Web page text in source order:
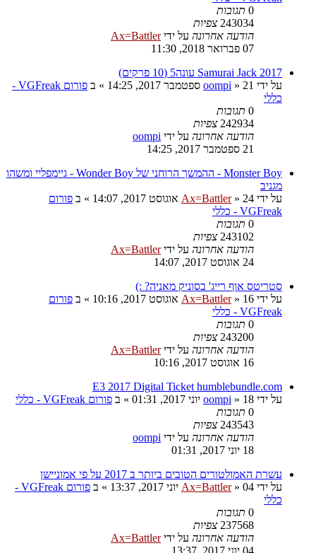
0 תגובות
243034 צפיות
הודעה אחרונה על ידיAx=Battler
07 פברואר 2018, 11:30
Samurai Jack 2017 עונה5 (10 פרקים)
על ידי
oompi » 21 ספטמבר 2017, 14:25 » ב
פורום VGFreak -
כללי
0 תגובות
242934 צפיות
הודעה אחרונה על ידי oompi
21 ספטמבר 2017, 14:25
Monster Boy - ההמשך הרוחני של Wonder Boy - גיימפליי ומשהו
מגניב
על ידי
Ax=Battler» 24 אוגוסט 2017, 14:07 » ב פורום
VGFreak - כללי
0 תגובות
243102 צפיות
הודעה אחרונה על ידיAx=Battler
24 אוגוסט 2017, 14:07
סטריטס אוף רייג' בסוניק מאניה? :)
על ידי
Ax=Battler» 16 אוגוסט 2017, 10:16 » ב פורום
VGFreak - כללי
0 תגובות
243200 צפיות
הודעה אחרונה על ידיAx=Battler
16 אוגוסט 2017, 10:16
E3 2017 Digital Ticket humblebundle.com
על ידי
oompi » 18 יוני 2017, 01:31 » ב פורום VGFreak - כללי
0 תגובות
243543 צפיות
הודעה אחרונה על ידי oompi
18 יוני 2017, 01:31
עשרת האמולטורים הטובים ביותר ב 2017 על פי אמוניישן
על ידי
Ax=Battler» 04 יוני 2017, 13:37 » ב
פורום VGFreak -
כללי
0 תגובות
237568 צפיות
הודעה אחרונה על ידיAx=Battler